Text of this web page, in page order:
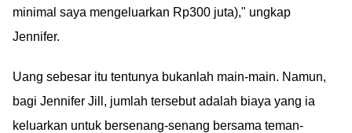
minimal saya mengeluarkan Rp300 juta)," ungkap
Jennifer.
Uang sebesar itu tentunya bukanlah main-main. Namun,
bagi Jennifer Jill, jumlah tersebut adalah biaya yang ia
keluarkan untuk bersenang-senang bersama teman-